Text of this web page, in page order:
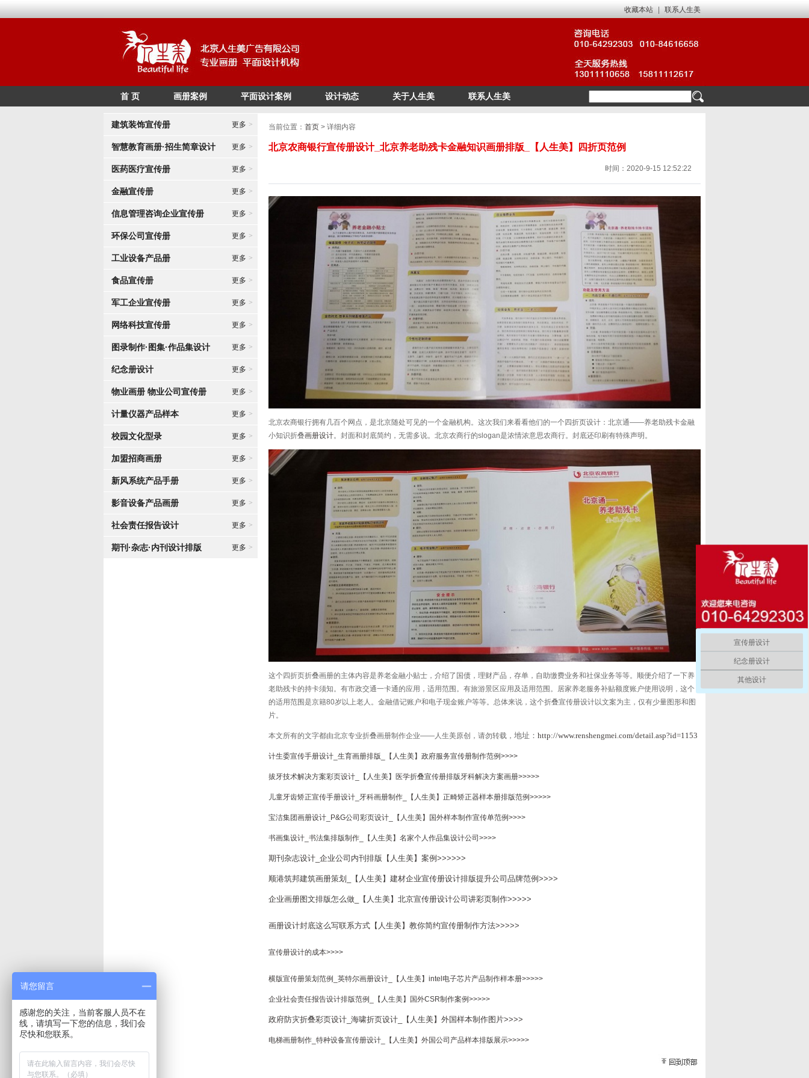
联系人生美
收藏本站
/* */
首 页 画册案例 平面设计案例 设计动态 关于人生美 联系人生美
建筑装饰宣传册 更多 >
智慧教育画册·招生简章设计 更多 >
医药医疗宣传册 更多 >
金融宣传册 更多 >
信息管理咨询企业宣传册 更多 >
环保公司宣传册 更多 >
工业设备产品册 更多 >
食品宣传册 更多 >
军工企业宣传册 更多 >
网络科技宣传册 更多 >
图录制作·图集·作品集设计 更多 >
纪念册设计 更多 >
物业画册 物业公司宣传册 更多 >
计量仪器产品样本 更多 >
校园文化型录 更多 >
加盟招商画册 更多 >
新风系统产品手册 更多 >
影音设备产品画册 更多 >
社会责任报告设计 更多 >
期刊·杂志·内刊设计排版 更多 >
当前位置： 首页 > 详细内容
北京农商银行宣传册设计_北京养老助残卡金融知识画册排版_【人生美】四折页范例
时间：2020-9-15 12:52:22
北京农商银行拥有几百个网点，是北京随处可见的一个金融机构。这次我们来看看他们的一个四折页设计：北京通——养老助残卡金融
小知识折叠画册设计。封面和封底简约，无需多说。北京农商行的slogan是浓情浓意思农商行。封底还印刷有特殊声明。
这个四折页折叠画册的主体内容是养老金融小贴士，介绍了国债，理财产品，存单，自助缴费业务和社保业务等等。顺便介绍了一下养
老助残卡的持卡须知。有市政交通一卡通的应用，适用范围。有旅游景区应用及适用范围。居家养老服务补贴额度账户使用说明，这个
的适用范围是京籍80岁以上老人。金融借记账户和电子现金账户等等。总体来说，这个折叠宣传册设计以文案为主，仅有少量图形和图
片。
本文所有的文字都由北京专业折叠画册制作企业——人生美原创，请勿转载， 地址： http://www.renshengmei.com/detail.asp?id=1153
计生委宣传手册设计_生育画册排版_【人生美】政府服务宣传册制作范例>>>>
拔牙技术解决方案彩页设计_【人生美】医学折叠宣传册排版牙科解决方案画册>>>>>
儿童牙齿矫正宣传手册设计_牙科画册制作_【人生美】正畸矫正器样本册排版范例>>>>>
宝洁集团画册设计_P&G公司彩页设计_【人生美】国外样本制作宣传单范例>>>>
书画集设计_书法集排版制作_【人生美】名家个人作品集设计公司>>>>
期刊杂志设计_企业公司内刊排版【人生美】案例>>>>>>
顺港筑邦建筑画册策划_【人生美】建材企业宣传册设计排版提升公司品牌范例>>>>
企业画册图文排版怎么做_【人生美】北京宣传册设计公司讲彩页制作>>>>>
画册设计封底这么写联系方式【人生美】教你简约宣传册制作方法>>>>>
宣传册设计的成本>>>>
横版宣传册策划范例_英特尔画册设计_【人生美】intel电子芯片产品制作样本册>>>>>
企业社会责任报告设计排版范例_【人生美】国外CSR制作案例>>>>>
政府防灾折叠彩页设计_海啸折页设计_【人生美】外国样本制作图片>>>>
电梯画册制作_特种设备宣传册设计_【人生美】外国公司产品样本排版展示>>>>>
宣传册设计
纪念册设计
其他设计
请您留言
感谢您的关注，当前客服人员不在
线，请填写一下您的信息，我们会
尽快和您联系。